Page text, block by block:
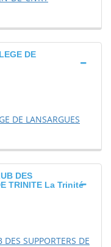
DE
DE LANSARGUES
DES
TRINITE La Trinité
SUPPORTERS DE